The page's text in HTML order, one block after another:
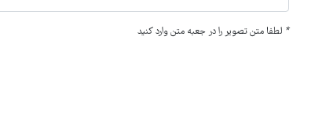
* لطفا متن تصویر را در جعبه متن وارد کنید